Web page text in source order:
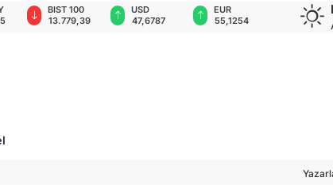
USD
47,6787
EUR
55,1254
GBP
64,3468
CHF